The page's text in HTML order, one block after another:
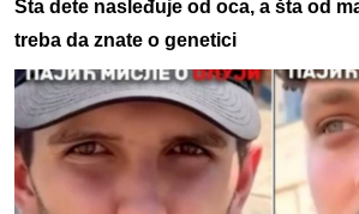
Šta dete nasleđuje od oca, a šta od
treba da znate o genetici